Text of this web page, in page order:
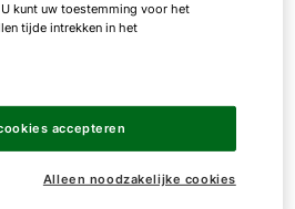
en bediening van
WOLF de
het WOLF-design maakt
breed scala aan
mogelijk met een zeer
De bedienmodule kan
kunt uw toestemming voor het
tijde intrekken in het
Alleen noodzakelijke cookies
accepteren